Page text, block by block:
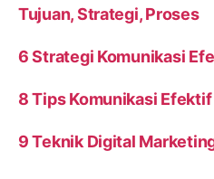
Tujuan, Strategi, Proses
6 Strategi Komunikasi
8 Tips Komunikasi
9 Teknik Digital